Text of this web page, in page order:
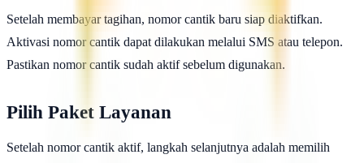
Setelah membayar tagihan, nomor cantik baru siap diaktifkan.
Aktivasi nomor cantik dapat dilakukan melalui SMS atau telepon.
Pastikan nomor cantik sudah aktif sebelum digunakan.
Pilih Paket Layanan
Setelah nomor cantik aktif, langkah selanjutnya adalah memilih